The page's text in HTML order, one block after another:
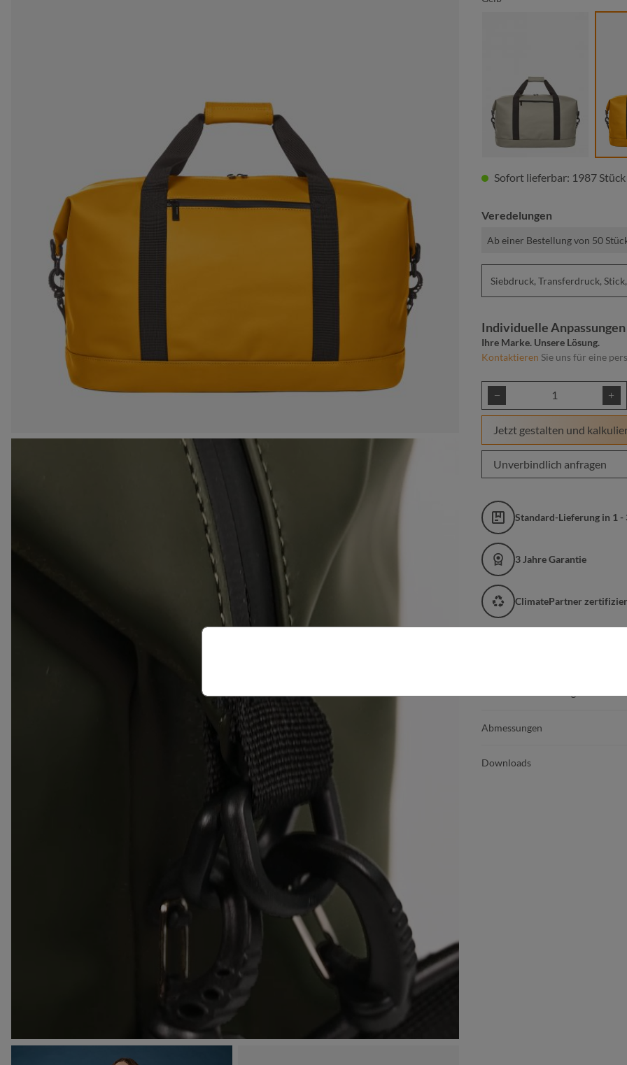
beige
Sofort lieferbar: 1987 Stück
Veredelungen
Ab einer Bestellung von 50
Siebdruck, Transferdruck,
Individuelle Anpassungen
Ihre Marke. Unsere Lösung.
Kontaktieren Sie uns für eine
Produkt Anzahl:
Jetzt gestalten und
Unverbindlich anfragen
Standard-Lieferung in 1 -
3 Jahre Garantie
ClimatePartner
Abmessungen
Downloads